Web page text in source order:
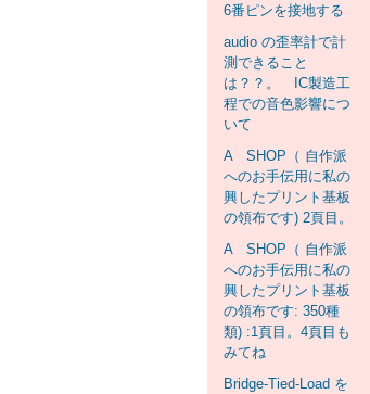
6番ピンを接地する
audio の歪率計で計
測できること
は？？。 IC製造工
程での音色影響につ
いて
A SHOP（ 自作派
へのお手伝用に私の
興したプリント基板
の領布です) 2頁目。
A SHOP（ 自作派
へのお手伝用に私の
興したプリント基板
の領布です: 350種
類) :1頁目。4頁目も
みてね
Bridge-Tied-Load を